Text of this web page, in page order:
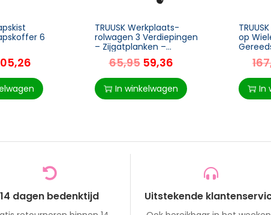
6
Staal
TRUUSK Werkplaats-
rolwagen 3 Verdiepingen
– Zijgatplanken –
Gereedschapswagen 10
Haken – Haakgaten –
Max. 91 Kg Belastbaar –
Zwart
65,95 59,36
In winkelwagen
op
met 5
–
Max. In
14 dagen bedenktijd Uitstekende